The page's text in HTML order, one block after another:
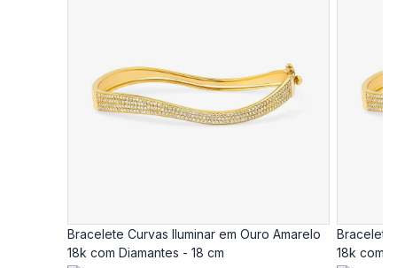
Bracelete Curvas Iluminar em Ouro Amarelo
18k com Diamantes - 18 cm
Bracelete
18k com